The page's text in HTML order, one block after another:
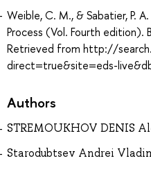
Weible, C. M., & Sabatier, P.
Process (Vol. Fourth edition).
Retrieved from http://
direct=true&site=eds-
Authors
STREMOUKHOV DENIS
Starodubtsev Andrei